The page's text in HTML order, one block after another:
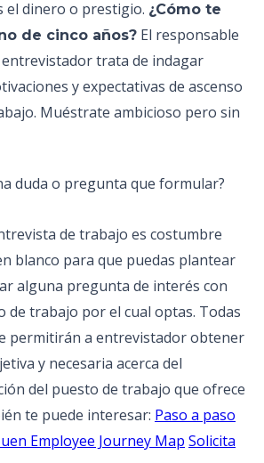
el dinero o prestigio. ¿Cómo te
de cinco años? El responsable
trata de indagar
y expectativas de ascenso
Muéstrate ambicioso pero sin
duda o pregunta que formular?
de trabajo es costumbre
blanco para que puedas plantear
alguna pregunta de interés con
de trabajo por el cual optas. Todas
permitirán a entrevistador obtener
y necesaria acerca del
del puesto de trabajo que ofrece
te puede interesar: Paso a paso
Employee Journey Map Solicita